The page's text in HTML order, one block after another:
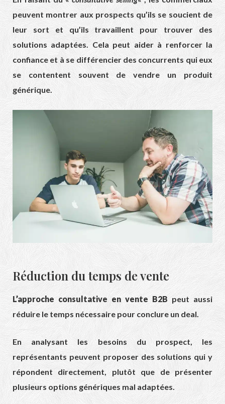
peuvent montrer aux prospects qu’ils se soucient de
leur sort et qu’ils travaillent pour trouver des
solutions adaptées. Cela peut aider à renforcer la
confiance et à se différencier des concurrents qui eux
se contentent souvent de vendre un produit
générique.
Réduction du temps de vente
L’approche consultative en vente B2B peut aussi
réduire le temps nécessaire pour conclure un deal.
En analysant les besoins du prospect, les
représentants peuvent proposer des solutions qui y
répondent directement, plutôt que de présenter
plusieurs options génériques mal adaptées.